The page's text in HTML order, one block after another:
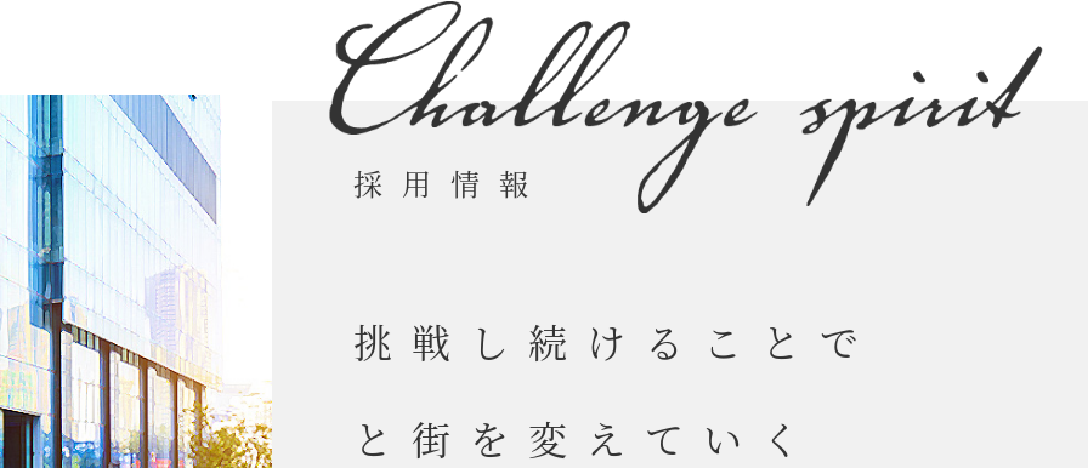
採用情報
挑戦し続けることで
と街を変えていく